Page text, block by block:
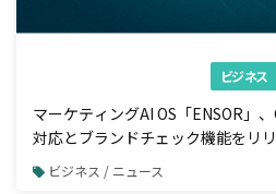
ビジネス
マーケティングAI OS「ENSOR」
対応とブランドチェック機能を
化と広告配信前の自動コンプラ検知
ビジネス / ニュース